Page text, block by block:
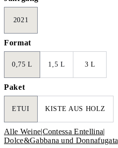
2021
Format
0,75 L 1,5 L 3 L
Paket
ETUI KISTE AUS HOLZ
Alle Weine|Contessa Entellina|
Dolce&Gabbana und Donnafugata